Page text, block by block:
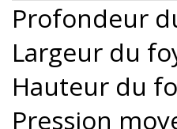
Profondeur
Largeur du
Hauteur du
Pression